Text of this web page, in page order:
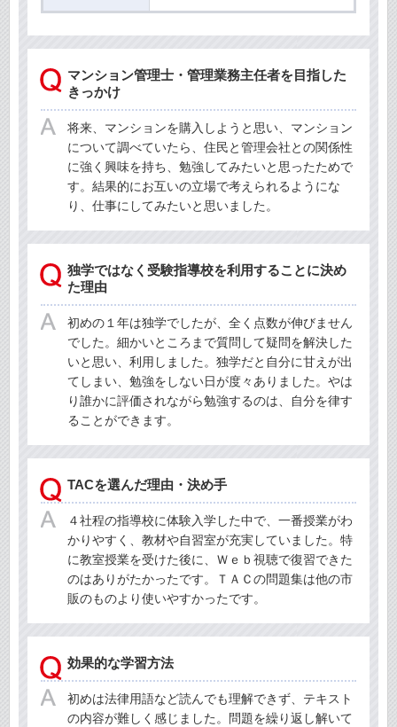
マンション管理士・管理業務主任者を目指した
きっかけ
将来、マンションを購入しようと思い、マンション
について調べていたら、住民と管理会社との関係性
に強く興味を持ち、勉強してみたいと思ったためで
す。結果的にお互いの立場で考えられるようにな
り、仕事にしてみたいと思いました。
独学ではなく受験指導校を利用することに決め
た理由
初めの１年は独学でしたが、全く点数が伸びません
でした。細かいところまで質問して疑問を解決した
いと思い、利用しました。独学だと自分に甘えが出
てしまい、勉強をしない日が度々ありました。やは
り誰かに評価されながら勉強するのは、自分を律す
ることができます。
TACを選んだ理由・決め手
４社程の指導校に体験入学した中で、一番授業がわ
かりやすく、教材や自習室が充実していました。特
に教室授業を受けた後に、Ｗｅｂ視聴で復習できた
のはありがたかったです。ＴＡＣの問題集は他の市
販のものより使いやすかったです。
効果的な学習方法
初めは法律用語など読んでも理解できず、テキスト
の内容が難しく感じました。問題を繰り返し解いて